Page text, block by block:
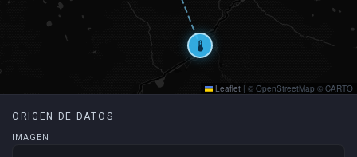
thermostat
Leaflet | © OpenStreetMap © CARTO
ORIGEN DE DATOS
IMAGEN